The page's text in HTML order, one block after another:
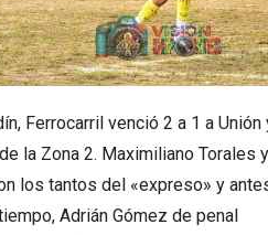
Ferrocarril venció 2 a 1 a Unión
la Zona 2. Maximiliano Torales
los tantos del «expreso» y
Adrián Gómez de penal